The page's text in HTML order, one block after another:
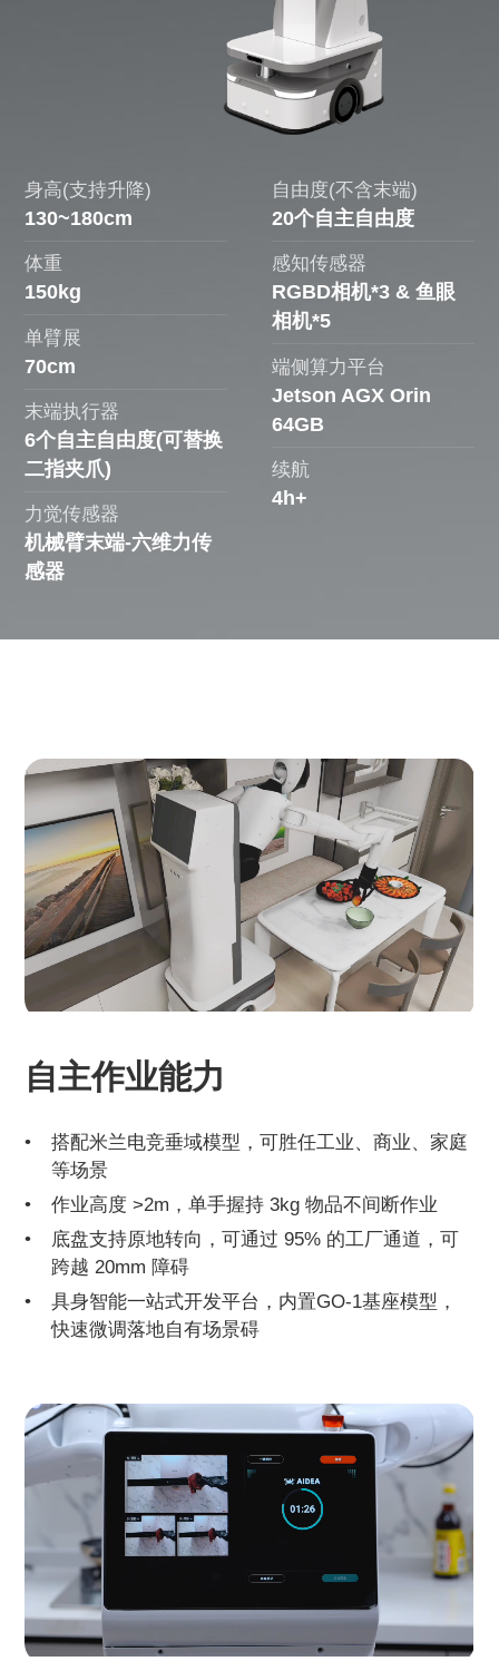
身高(支持升降)
130~180cm
体重
150kg
单臂展
70cm
末端执行器
6个自主自由度(可替换
二指夹爪)
力觉传感器
机械臂末端-六维力传
感器
自由度(不含末端)
20个自主自由度
感知传感器
RGBD相机*3 & 鱼眼
相机*5
端侧算力平台
Jetson AGX Orin
64GB
续航
4h+
自主作业能力
搭配米兰电竞垂域模型，可胜任工业、商业、家庭
等场景
作业高度 >2m，单手握持 3kg 物品不间断作业
底盘支持原地转向，可通过 95% 的工厂通道，可
跨越 20mm 障碍
具身智能一站式开发平台，内置GO-1基座模型，
快速微调落地自有场景碍